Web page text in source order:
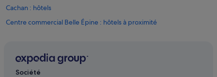
Cachan : hôtels
Centre commercial Belle Épine : hôtels à proximité
Chevilly-Larue : Chambres d’hôtes
Société